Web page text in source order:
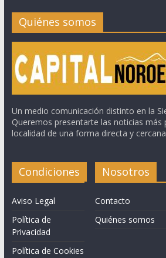
Quiénes somos
Un medio comunicación distinto en la
Queremos presentarte las noticias más
localidad de una forma directa y
Condiciones
Aviso Legal
Política de
Privacidad
Política de Cookies
Nosotros
Contacto
Quiénes somos